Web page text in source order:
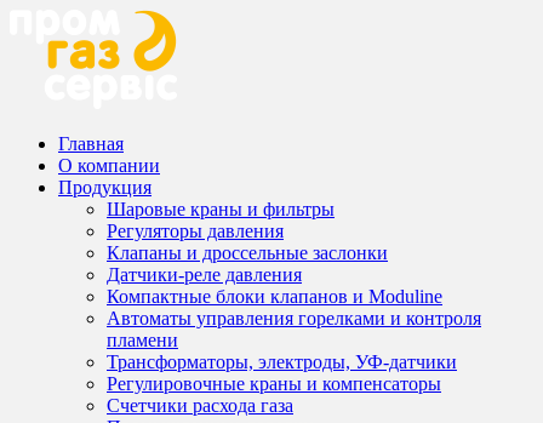
Главная
О компании
Продукция
Шаровые краны и фильтры
Регуляторы давления
Клапаны и дроссельные заслонки
Датчики-реле давления
Компактные блоки клапанов и Moduline
Автоматы управления горелками и контроля
пламени
Трансформаторы, электроды, УФ-датчики
Регулировочные краны и компенсаторы
Счетчики расхода газа